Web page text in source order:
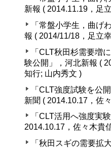
新報 ( 2014.11.19，足
「常盤小学生，曲げ
報 ( 2014/11/18，足立
「CLT秋田杉需要増
験公開」，河北新報 (
知行; 山内秀文 )
「CLT強度試験を公
新聞 ( 2014.10.17，佐
「CLT活用へ強度実
2014.10.17，佐々木貴
「秋田スギの需要拡